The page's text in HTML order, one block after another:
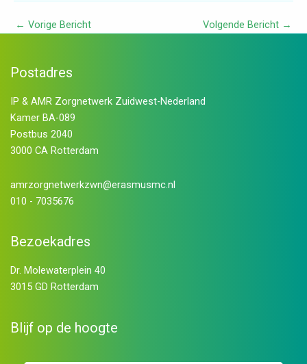
← Vorige Bericht Volgende Bericht →
Postadres
IP & AMR Zorgnetwerk Zuidwest-Nederland
Kamer BA-089
Postbus 2040
3000 CA Rotterdam
amrzorgnetwerkzwn@erasmusmc.nl
010 - 7035676
Bezoekadres
Dr. Molewaterplein 40
3015 GD Rotterdam
Blijf op de hoogte